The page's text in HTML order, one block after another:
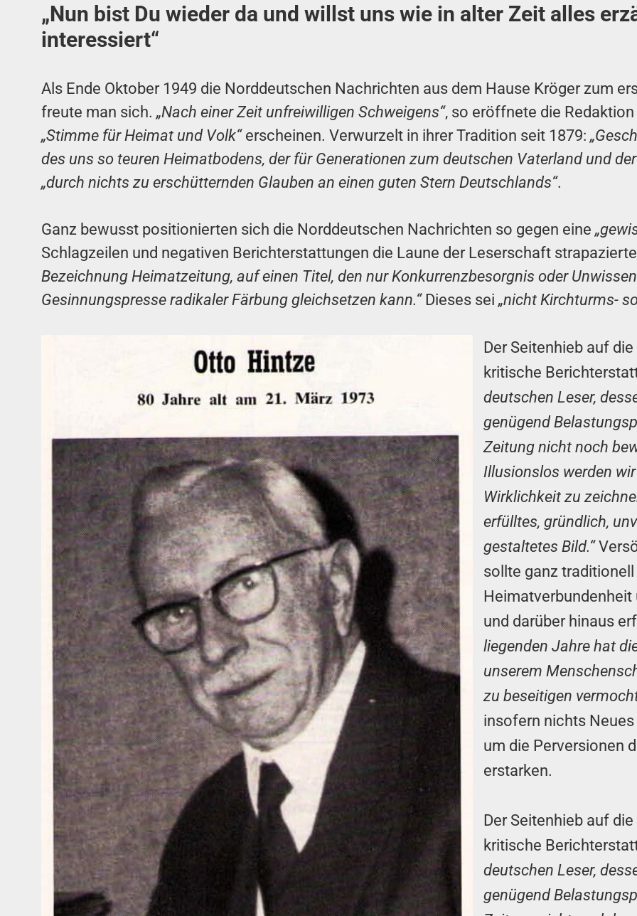
„Nun bist Du wieder da und willst uns wie in alter Zeit alles
interessiert“
Als Ende Oktober 1949 die Norddeutschen Nachrichten aus dem Hause Kröger zum
freute man sich. „Nach einer Zeit unfreiwilligen Schweigens“, so eröffnete die
„Stimme für Heimat und Volk“ erscheinen. Verwurzelt in ihrer Tradition seit 1879:
des uns so teuren Heimatbodens, der für Generationen zum deutschen Vaterland und
„durch nichts zu erschütternden Glauben an einen guten Stern Deutschlands“.
Ganz bewusst positionierten sich die Norddeutschen Nachrichten so gegen eine
Schlagzeilen und negativen Berichterstattungen die Laune der Leserschaft
Bezeichnung Heimatzeitung, auf einen Titel, den nur Konkurrenzbesorgnis oder
Gesinnungspresse radikaler Färbung gleichsetzen kann.“Dieses sei „nicht Kirchturms-
Der Seitenhieb auf
kritische
deutschen Leser,
genügend
Zeitung nicht noch
Illusionslos werden
Wirklichkeit zu
erfülltes, gründlich,
gestaltetes Bild.“
sollte ganz
Heimatverbundenheit
und darüber hinaus
liegenden Jahre hat
unserem
zu beseitigen
insofern nichts
um die Perversionen
erstarken.
Der Seitenhieb auf
kritische
deutschen Leser,
genügend